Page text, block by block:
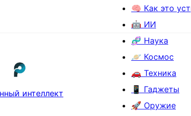
🧠 Как это
🤖 ИИ
🧬 Наука
🪐 Космос
🚗 Техника
📱 Гаджеты
🚀 Оружие
интеллект